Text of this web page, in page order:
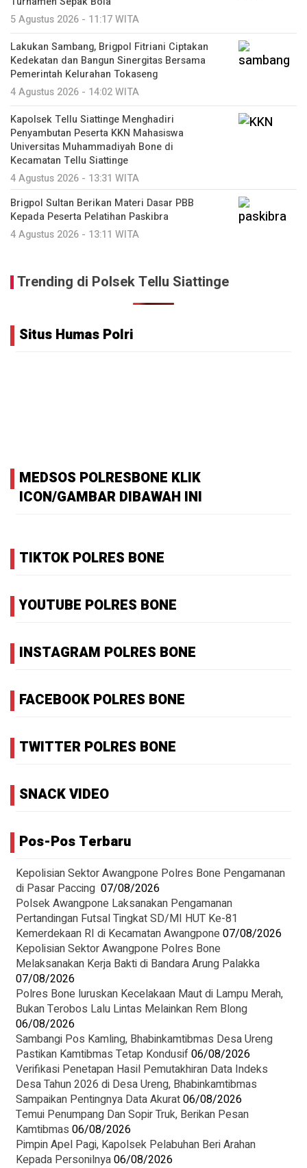
5 Agustus 2026 - 11:17 WITA
Lakukan Sambang, Brigpol Fitriani Ciptakan
Kedekatan dan Bangun Sinergitas Bersama
Pemerintah Kelurahan Tokaseng
4 Agustus 2026 - 14:02 WITA
Kapolsek Tellu Siattinge Menghadiri
Penyambutan Peserta KKN Mahasiswa
Universitas Muhammadiyah Bone di
Kecamatan Tellu Siattinge
4 Agustus 2026 - 13:31 WITA
Brigpol Sultan Berikan Materi Dasar PBB
Kepada Peserta Pelatihan Paskibra
4 Agustus 2026 - 13:11 WITA
Trending di Polsek Tellu Siattinge
Situs Humas Polri
MEDSOS POLRESBONE KLIK
ICON/GAMBAR DIBAWAH INI
TIKTOK POLRES BONE
YOUTUBE POLRES BONE
INSTAGRAM POLRES BONE
FACEBOOK POLRES BONE
TWITTER POLRES BONE
SNACK VIDEO
Pos-Pos Terbaru
Kepolisian Sektor Awangpone Polres Bone Pengamanan
di Pasar Paccing ‎ 07/08/2026
Polsek Awangpone Laksanakan Pengamanan
Pertandingan Futsal Tingkat SD/MI HUT Ke-81
Kemerdekaan RI di Kecamatan Awangpone07/08/2026
‎Kepolisian Sektor Awangpone Polres Bone
Melaksanakan Kerja Bakti di Bandara Arung Palakka ‎
07/08/2026
Polres Bone luruskan Kecelakaan Maut di Lampu Merah,
Bukan Terobos Lalu Lintas Melainkan Rem Blong
06/08/2026
Sambangi Pos Kamling, Bhabinkamtibmas Desa Ureng
Pastikan Kamtibmas Tetap Kondusif06/08/2026
Verifikasi Penetapan Hasil Pemutakhiran Data Indeks
Desa Tahun 2026 di Desa Ureng, Bhabinkamtibmas
Sampaikan Pentingnya Data Akurat06/08/2026
Temui Penumpang Dan Sopir Truk, Berikan Pesan
Kamtibmas 06/08/2026
Pimpin Apel Pagi, Kapolsek Pelabuhan Beri Arahan
Kepada Personilnya06/08/2026